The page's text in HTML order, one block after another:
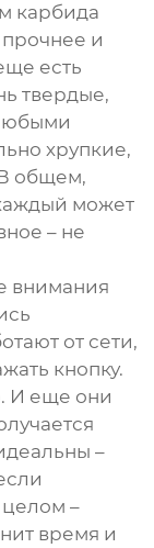
карбида
и
есть
твердые,
хрупкие,
общем,
может
– не
внимания
от сети,
кнопку.
И еще они
–
–
время и